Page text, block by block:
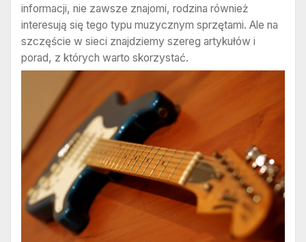
informacji, nie zawsze znajomi, rodzina również
interesują się tego typu muzycznym sprzętami. Ale na
szczęście w sieci znajdziemy szereg artykułów i
porad, z których warto skorzystać.